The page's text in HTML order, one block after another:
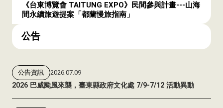
《台東博覽會 TAITUNG EXPO》民間參與計畫---山海
間永續旅遊提案「都蘭慢旅指南」
公告
公告資訊 2026.07.09
2026 巴威颱風來襲，臺東縣政府文化處 7/9-7/12 活動異動